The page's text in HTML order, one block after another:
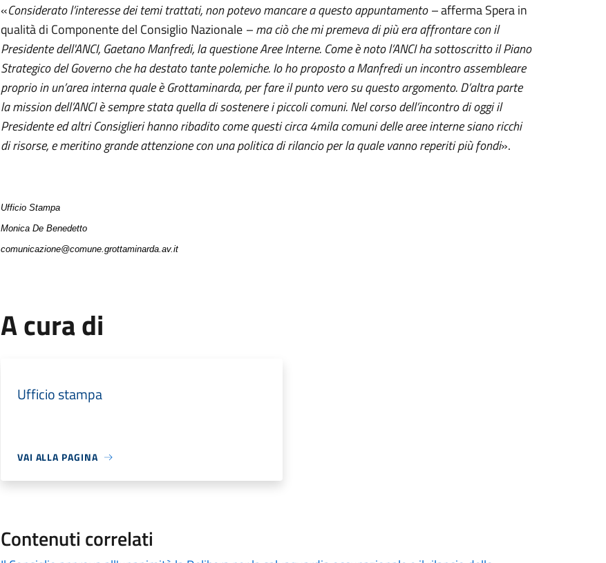
«Considerato l’interesse dei temi trattati, non potevo mancare a questo appuntamento –afferma Spera in
qualità di Componente del Consiglio Nazionale– ma ciò che mi premeva di più era affrontare con il
Presidente dell'ANCI, Gaetano Manfredi, la questione Aree Interne. Come è noto l’ANCI ha sottoscritto il Piano
Strategico del Governo che ha destato tante polemiche. Io ho proposto a Manfredi un incontro assembleare
proprio in un’area interna quale è Grottaminarda, per fare il punto vero su questo argomento. D’altra parte
la mission dell’ANCI è sempre stata quella di sostenere i piccoli comuni. Nel corso dell’incontro di oggi il
Presidente ed altri Consiglieri hanno ribadito come questi circa 4mila comuni delle aree interne siano ricchi
di risorse, e meritino grande attenzione con una politica di rilancio per la quale vanno reperiti più fondi».
Ufficio Stampa
Monica De Benedetto
comunicazione@comune.grottaminarda.av.it
A cura di
Ufficio stampa
VAI ALLA PAGINA
Contenuti correlati